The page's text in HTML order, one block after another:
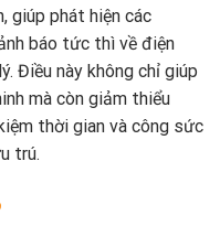
giúp phát hiện các
báo tức thì về điện
Điều này không chỉ giúp
mà còn giảm thiểu
thời gian và công sức
trú.